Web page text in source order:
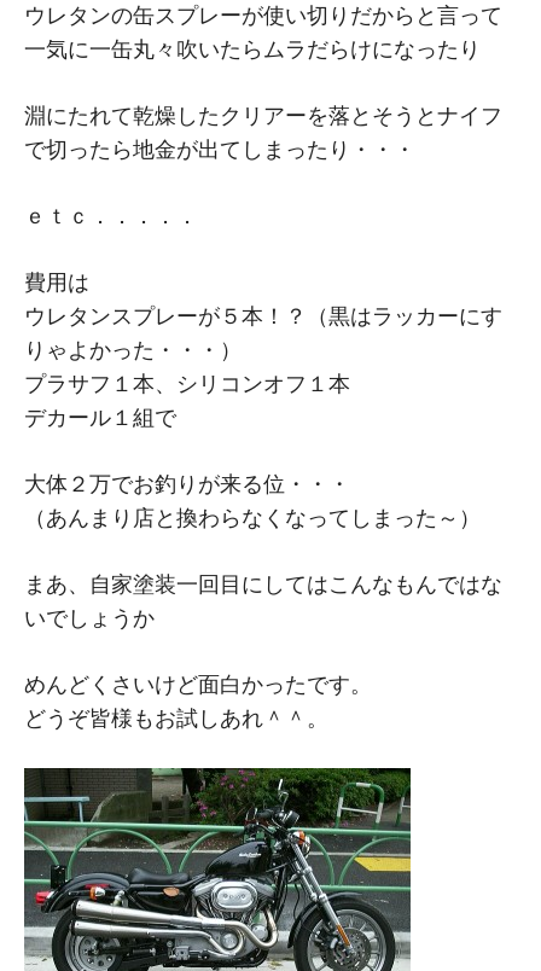
ウレタンの缶スプレーが使い切りだからと言って
一気に一缶丸々吹いたらムラだらけになったり
淵にたれて乾燥したクリアーを落とそうとナイフ
で切ったら地金が出てしまったり・・・
ｅｔｃ．．．．．
費用は
ウレタンスプレーが５本！？（黒はラッカーにす
りゃよかった・・・）
プラサフ１本、シリコンオフ１本
デカール１組で
大体２万でお釣りが来る位・・・
（あんまり店と換わらなくなってしまった～）
まあ、自家塗装一回目にしてはこんなもんではな
いでしょうか
めんどくさいけど面白かったです。
どうぞ皆様もお試しあれ＾＾。